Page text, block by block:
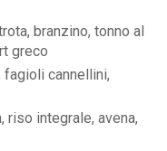
branzino, tonno al
greco
cannellini,
riso integrale, avena,